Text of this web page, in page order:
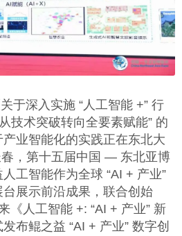
于深入实施 “人工智能 +” 行
技术突破转向全要素赋能” 的
业智能化的实践正在东北大
春，第十五届中国 — 东北亚博
工智能作为全球 “AI + 产业”
展示前沿成果，联合创始
《人工智能 +: “AI + 产业” 新
布鲲之益 “AI + 产业” 数字创